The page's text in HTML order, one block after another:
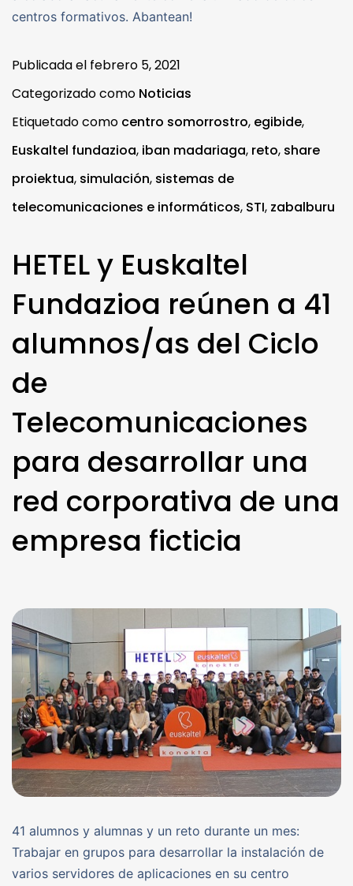
centros formativos. Abantean!
Publicada el febrero 5, 2021
Categorizado como Noticias
Etiquetado como centro somorrostro, egibide,
Euskaltel fundazioa, iban madariaga, reto, share
proiektua, simulación, sistemas de
telecomunicaciones e informáticos, STI, zabalburu
HETEL y Euskaltel
Fundazioa reúnen a 41
alumnos/as del Ciclo
de
Telecomunicaciones
para desarrollar una
red corporativa de una
empresa ficticia
41 alumnos y alumnas y un reto durante un mes:
Trabajar en grupos para desarrollar la instalación de
varios servidores de aplicaciones en su centro